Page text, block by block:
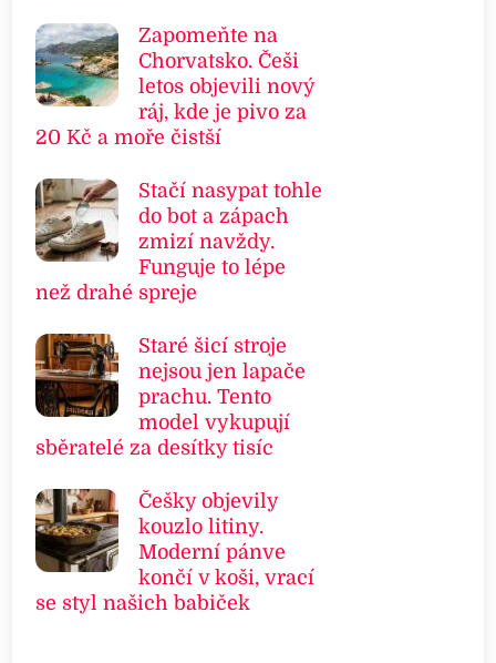
Zapomeňte na
Chorvatsko. Češi
letos objevili nový
ráj, kde je pivo za
20 Kč a moře čistší
Stačí nasypat tohle
do bot a zápach
zmizí navždy.
Funguje to lépe
než drahé spreje
Staré šicí stroje
nejsou jen lapače
prachu. Tento
model vykupují
sběratelé za desítky tisíc
Češky objevily
kouzlo litiny.
Moderní pánve
končí v koši, vrací
se styl našich babiček